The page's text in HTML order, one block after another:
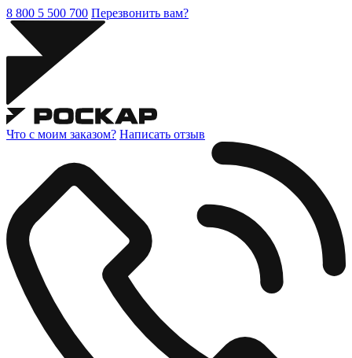
8 800 5 500 700 Перезвонить вам?
Что с моим заказом? Написать отзыв